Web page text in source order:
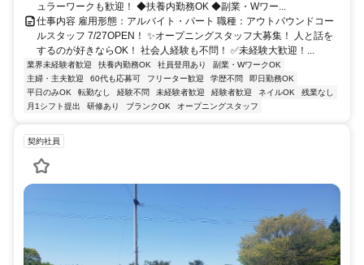
ュラーワークも歓迎！ ◆扶養内勤務OK ◆副業・Wワー...
仕事内容 雇用形態：アルバイト・パート 職種：アウトバウンドコー
ルスタッフ 7/27OPEN！ ✨オープニングスタッフ大募集！ 人と話を
するのが好きならOK！ 社会人経験も不問！ ✅未経験大歓迎！...
業界未経験者歓迎 扶養内勤務OK 社員登用あり
副業・WワークOK
主婦・主夫歓迎
60代も応募可 フリーター歓迎 学歴不問
即日勤務OK
平日のみOK
転勤なし 経験不問 未経験者歓迎 経験者歓迎 ネイルOK
残業なし
月1シフト提出
研修あり ブランクOK オープニングスタッフ
契約社員